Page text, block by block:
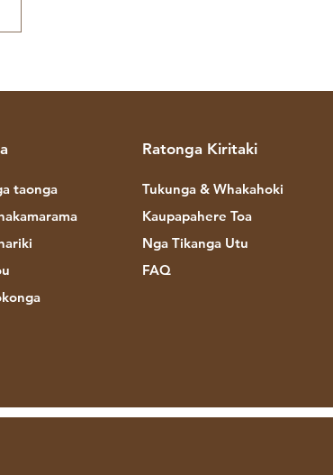
taonga
Ratonga Kiritaki
Tukunga & Whakahoki
Kaupapahere Toa
Nga Tikanga Utu
FAQ